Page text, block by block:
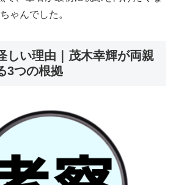
ゃんでした。
しい理由｜茂木幸輝が両親
3つの根拠